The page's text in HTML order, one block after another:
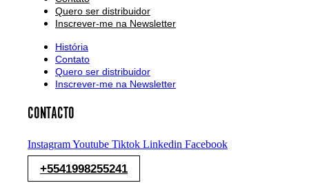
Quero ser distribuidor
Inscrever-me na Newsletter
História
Contato
Quero ser distribuidor
Inscrever-me na Newsletter
CONTACTO
InstagramYoutube Tiktok Linkedin Facebook
+5541998255241